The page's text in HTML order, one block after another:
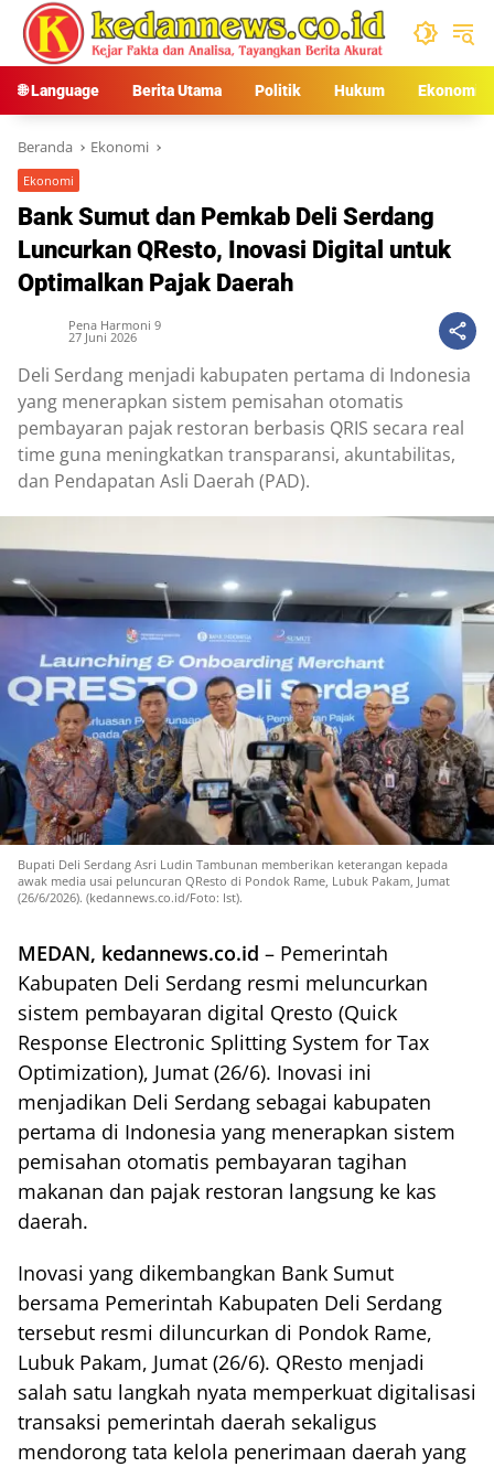
Langsung
konten
🌐 Language Berita Utama Politik Hukum Ekonomi
Beranda Ekonomi
Ekonomi
Bank Sumut dan Pemkab Deli Serdang
Luncurkan QResto, Inovasi Digital untuk
Optimalkan Pajak Daerah
Pena Harmoni 9
27 Juni 2026
Deli Serdang menjadi kabupaten pertama di Indonesia
yang menerapkan sistem pemisahan otomatis
pembayaran pajak restoran berbasis QRIS secara real
time guna meningkatkan transparansi, akuntabilitas,
dan Pendapatan Asli Daerah (PAD).
Bupati Deli Serdang Asri Ludin Tambunan memberikan keterangan kepada
awak media usai peluncuran QResto di Pondok Rame, Lubuk Pakam, Jumat
(26/6/2026). (kedannews.co.id/Foto: Ist).
MEDAN, kedannews.co.id – Pemerintah
Kabupaten Deli Serdang resmi meluncurkan
sistem pembayaran digital Qresto (Quick
Response Electronic Splitting System for Tax
Optimization), Jumat (26/6). Inovasi ini
menjadikan Deli Serdang sebagai kabupaten
pertama di Indonesia yang menerapkan sistem
pemisahan otomatis pembayaran tagihan
makanan dan pajak restoran langsung ke kas
daerah.
Inovasi yang dikembangkan Bank Sumut
bersama Pemerintah Kabupaten Deli Serdang
tersebut resmi diluncurkan di Pondok Rame,
Lubuk Pakam, Jumat (26/6). QResto menjadi
salah satu langkah nyata memperkuat digitalisasi
transaksi pemerintah daerah sekaligus
mendorong tata kelola penerimaan daerah yang